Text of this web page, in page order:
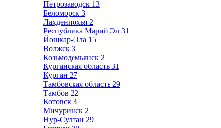
Петрозаводск 13
Беломорск 3
Лахденпохья 2
Республика Марий Эл 31
Йошкар-Ола 15
Волжск 3
Козьмодемьянск 2
Курганская область 31
Курган 27
Тамбовская область 29
Тамбов 22
Котовск 3
Мичуринск 2
Нур-Султан 29